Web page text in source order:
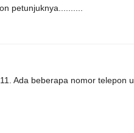
petunjuknya..........
Ada beberapa nomor telepon